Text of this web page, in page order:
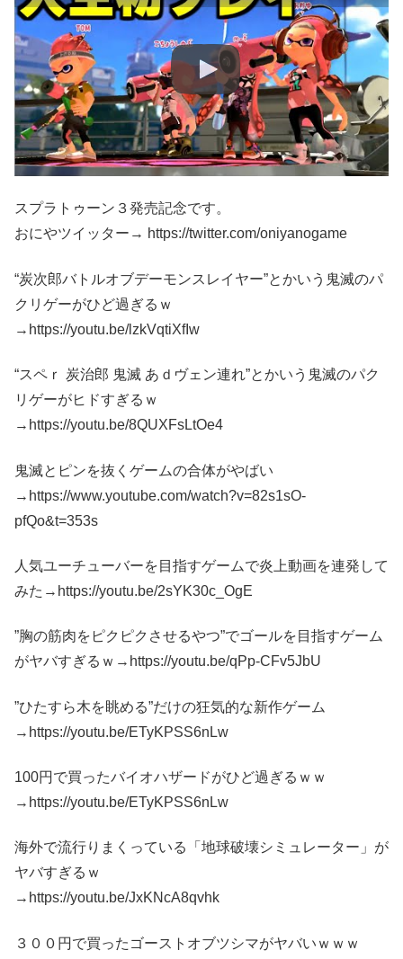
スプラトゥーン３発売記念です。
おにやツイッター→ https://twitter.com/oniyanogame
“炭次郎バトルオブデーモンスレイヤー”とかいう鬼滅のパ
クリゲーがひど過ぎるｗ
→https://youtu.be/lzkVqtiXfIw
“スペｒ 炭治郎 鬼滅 あｄヴェン連れ”とかいう鬼滅のパク
リゲーがヒドすぎるｗ
→https://youtu.be/8QUXFsLtOe4
鬼滅とピンを抜くゲームの合体がやばい
→https://www.youtube.com/watch?v=82s1sO-
pfQo&t=353s
人気ユーチューバーを目指すゲームで炎上動画を連発して
みた→https://youtu.be/2sYK30c_OgE
”胸の筋肉をピクピクさせるやつ”でゴールを目指すゲーム
がヤバすぎるｗ→https://youtu.be/qPp-CFv5JbU
”ひたすら木を眺める”だけの狂気的な新作ゲーム
→https://youtu.be/ETyKPSS6nLw
100円で買ったバイオハザードがひど過ぎるｗｗ
→https://youtu.be/ETyKPSS6nLw
海外で流行りまくっている「地球破壊シミュレーター」が
ヤバすぎるｗ
→https://youtu.be/JxKNcA8qvhk
３００円で買ったゴーストオブツシマがヤバいｗｗｗ